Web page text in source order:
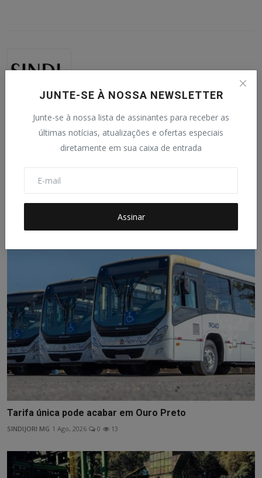
JUNTE-SE À NOSSA NEWSLETTER
Junte-se à nossa lista de assinantes para receber as
últimas notícias, atualizações e ofertas especiais
diretamente em sua caixa de entrada
Assinar
SINDIJORI MG
Redação do SINDIJORI MG.
Publicações Relacionadas
Tarifa única pode acabar em Ouro Preto
SINDIJORI MG 1 Ago, 2026 0 13